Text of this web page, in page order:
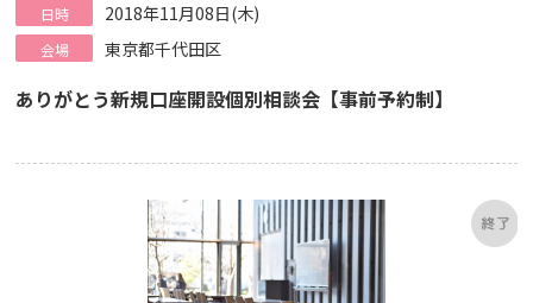
日時 2018年11月08日(木)
会場 東京都千代田区
ありがとう新規口座開設個別相談会【事前予約制】